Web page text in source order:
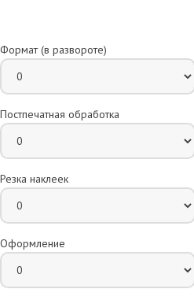
Формат (в развороте)
Постпечатная обработка
Резка наклеек
Оформление